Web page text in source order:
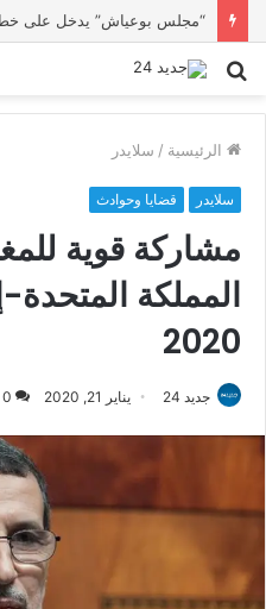
بحث
الرئيسية / سلايدر
سلايدر قضايا وحوادث
مشاركة قوية
المملكة المتحدة-
2020
جديد 24 يناير 21, 2020 0